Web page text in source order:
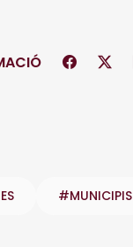
#MUNICIPIS